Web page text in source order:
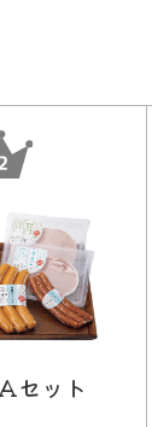
セット